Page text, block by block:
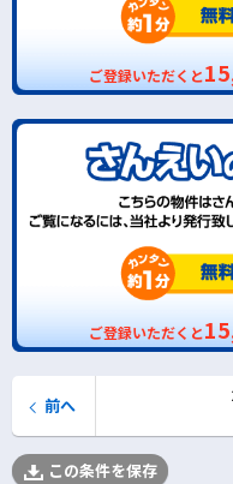
ご登録いただくと
ご登録いただくと
前へ
この条件を保存